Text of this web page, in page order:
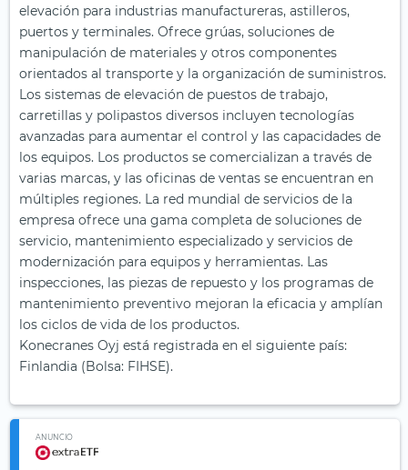
elevación para industrias manufactureras, astilleros,
puertos y terminales. Ofrece grúas, soluciones de
manipulación de materiales y otros componentes
orientados al transporte y la organización de suministros.
Los sistemas de elevación de puestos de trabajo,
carretillas y polipastos diversos incluyen tecnologías
avanzadas para aumentar el control y las capacidades de
los equipos. Los productos se comercializan a través de
varias marcas, y las oficinas de ventas se encuentran en
múltiples regiones. La red mundial de servicios de la
empresa ofrece una gama completa de soluciones de
servicio, mantenimiento especializado y servicios de
modernización para equipos y herramientas. Las
inspecciones, las piezas de repuesto y los programas de
mantenimiento preventivo mejoran la eficacia y amplían
los ciclos de vida de los productos.
Konecranes Oyj está registrada en el siguiente país:
Finlandia (Bolsa: FIHSE).
ANUNCIO